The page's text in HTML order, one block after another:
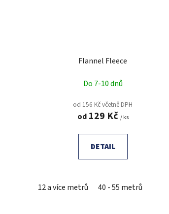
Flannel Fleece
Do 7-10 dnů
od 156 Kč včetně DPH
od129 Kč / ks
DETAIL
12 a více metrů 40 - 55 metrů